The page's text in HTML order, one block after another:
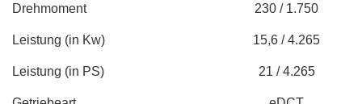
Drehmoment 230 / 1.750
Leistung (in Kw) 15,6 / 4.265
Leistung (in PS) 21 / 4.265